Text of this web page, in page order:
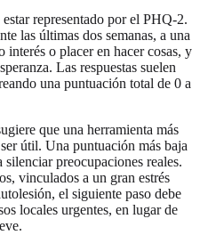
representado por el PHQ-2.
las últimas dos semanas, a una
interés o placer en hacer cosas, y
Las respuestas suelen
una puntuación total de 0 a
que una herramienta más
útil. Una puntuación más baja
preocupaciones reales.
vinculados a un gran estrés
el siguiente paso debe
locales urgentes, en lugar de